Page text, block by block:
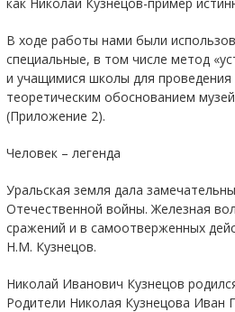
В ходе работы нами были
специальные, в том числе метод
и учащимися школы для проведения
теоретическим обоснованием
(Приложение 2).
Человек – легенда
Уральская земля дала
Отечественной войны. Железная
сражений и в самоотверженных
Н.М. Кузнецов.
Николай Иванович Кузнецов
Родители Николая Кузнецова Иван